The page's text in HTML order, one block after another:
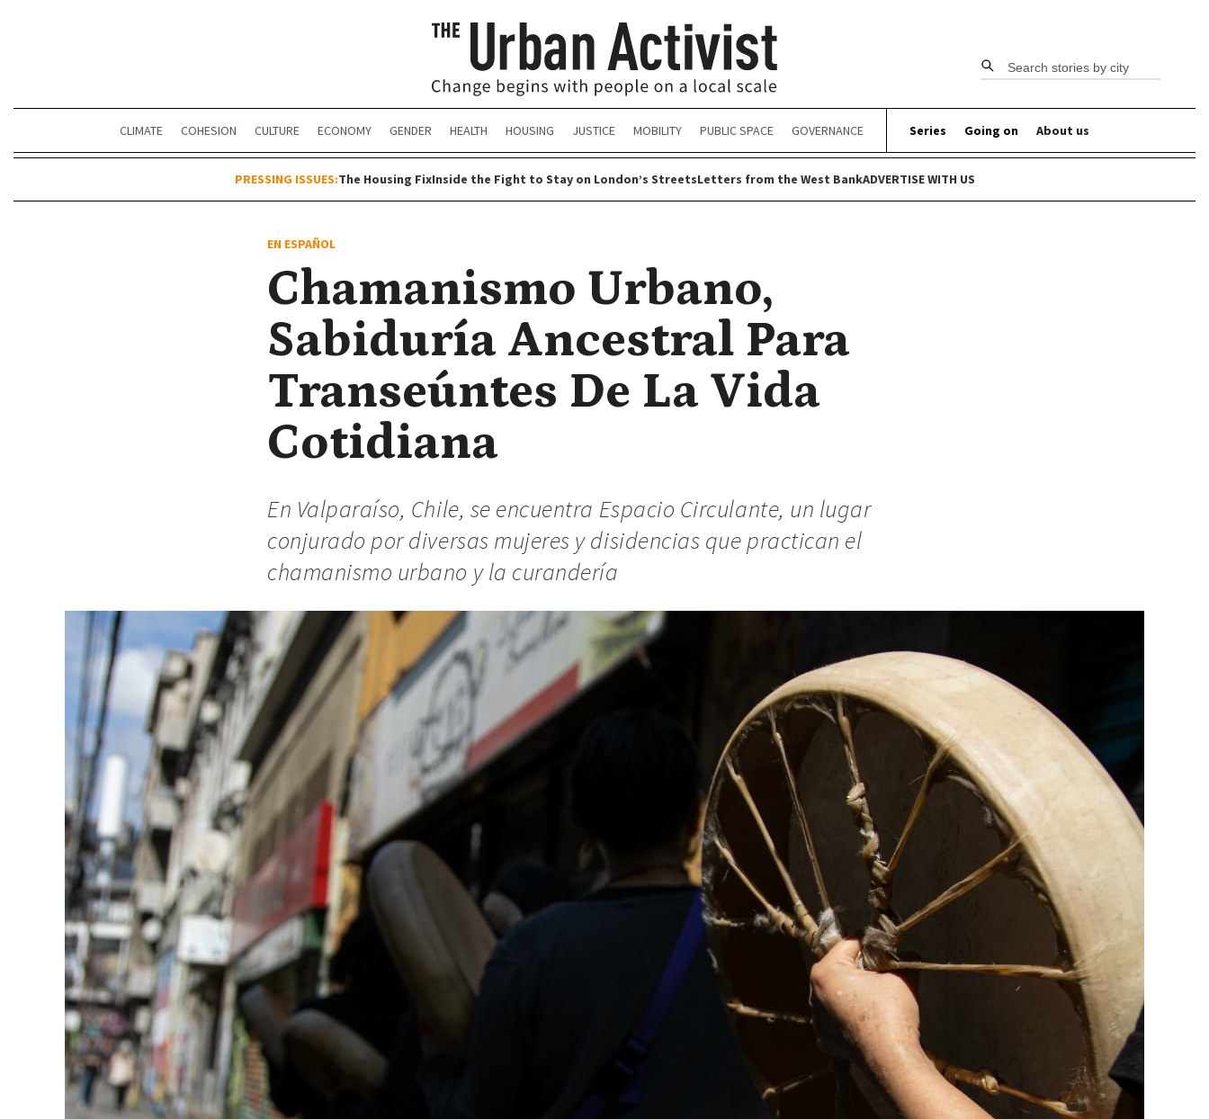
Search stories by city
CLIMATE COHESION CULTURE ECONOMY GENDER HEALTH HOUSING JUSTICE MOBILITY PUBLIC SPACE GOVERNANCE Series Going on About us
PRESSING ISSUES:The Housing FixInside the Fight to Stay on London’s StreetsLetters from the West BankADVERTISE WITH US
EN ESPAÑOL
Chamanismo Urbano,
Sabiduría Ancestral Para
Transeúntes De La Vida
Cotidiana
En Valparaíso, Chile, se encuentra Espacio Circulante, un lugar
conjurado por diversas mujeres y disidencias que practican el
chamanismo urbano y la curandería